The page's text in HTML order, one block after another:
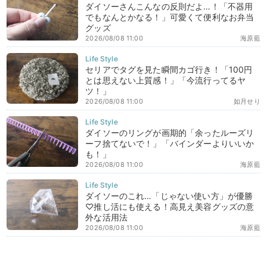
ダイソーさんこんなの反則だよ…！「不器用
でもなんとかなる！」可愛くて便利なお弁当
グッズ
海原藍
2026/08/08 11:00
セリアでタグを見た瞬間カゴ行き！「100円
とは思えない上質感！」「今流行ってるヤ
ツ！」
如月せり
2026/08/08 11:00
ダイソーのリングが画期的「余ったルーズリ
ーフ捨てないで！」「バインダーよりいいか
も！」
海原藍
2026/08/08 11:00
ダイソーのこれ…「じゃない使い方」が優勝
♡推し活にも使える！高見え美容グッズの意
外な活用法
海原藍
2026/08/08 11:00